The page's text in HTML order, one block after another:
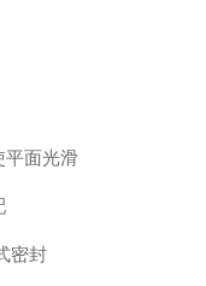
平面光滑
密封